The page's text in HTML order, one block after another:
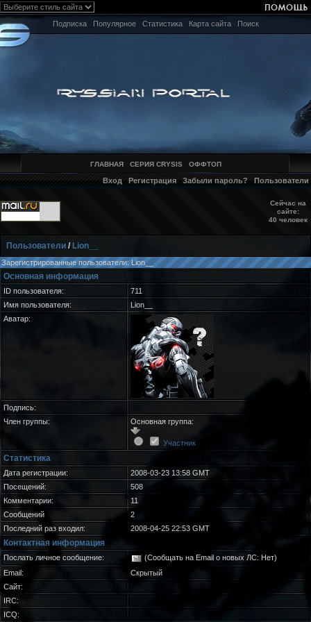
Подписка Популярное Статистика Карта сайта Поиск
ГЛАВНАЯ СЕРИЯ CRYSIS ОФФТОП
Вход Регистрация Забыли пароль? Пользователи
Сейчас на
сайте:
40 человек
Пользователи / Lion__
Зарегистрированные пользователи: Lion__
Основная информация
ID пользователя:
711
Имя пользователя:
Lion__
Аватар:
Подпись:
Член группы:
Основная группа:
Участник
Статистика
Дата регистрации:
2008-03-23 13:58 GMT
Посещений:
508
Комментарии:
11
Сообщений
2
Последний раз входил:
2008-04-25 22:53 GMT
Контактная информация
Послать личное сообщение:
(Сообщать на Email о новых ЛС: Нет)
Email:
Скрытый
Сайт:
IRC:
ICQ: